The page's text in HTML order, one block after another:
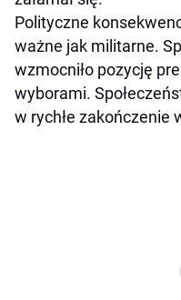
Polityczne
ważne jak militarne.
wzmocniło pozycję
wyborami.
w rychłe zakończenie